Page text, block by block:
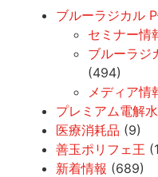
ブルーラジカル
セミナー情
ブルーラジ
(494)
メディア情
プレミアム電解水
医療消耗品 (9)
善玉ポリフェ王
新着情報 (689)